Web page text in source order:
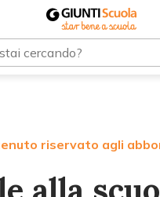
riservato agli